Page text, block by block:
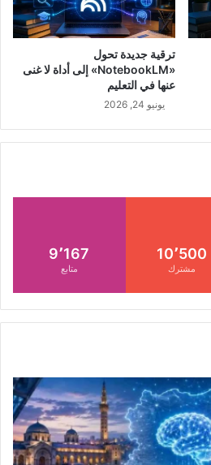
ترقية جديدة تحول
«NotebookLM» إلى أداة لا غنى
عنها في التعليم
يونيو 24, 2026
10٬500
مشترك
9٬167
متابع